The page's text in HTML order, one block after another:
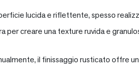
lucida e riflettente, spesso
per creare una texture ruvida e
il finissaggio rusticato offre